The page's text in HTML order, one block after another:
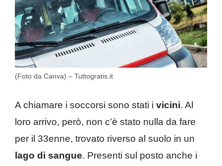
(Foto da Canva) – Tuttogratis.it
A chiamare i soccorsi sono stati i vicini. Al
loro arrivo, però, non c’è stato nulla da fare
per il 33enne, trovato riverso al suolo in un
lago di sangue. Presenti sul posto anche i